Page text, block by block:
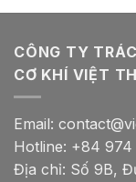
CÔNG TY
CƠ KHÍ VIỆT
Email:
Hotline: +84
Địa chỉ: Số 9B,